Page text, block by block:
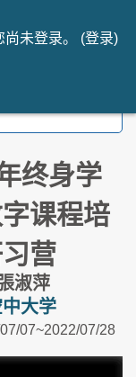
尚未登录。 (登录)
终身学
课程培
营
淑萍
中大学
07~2022/07/28